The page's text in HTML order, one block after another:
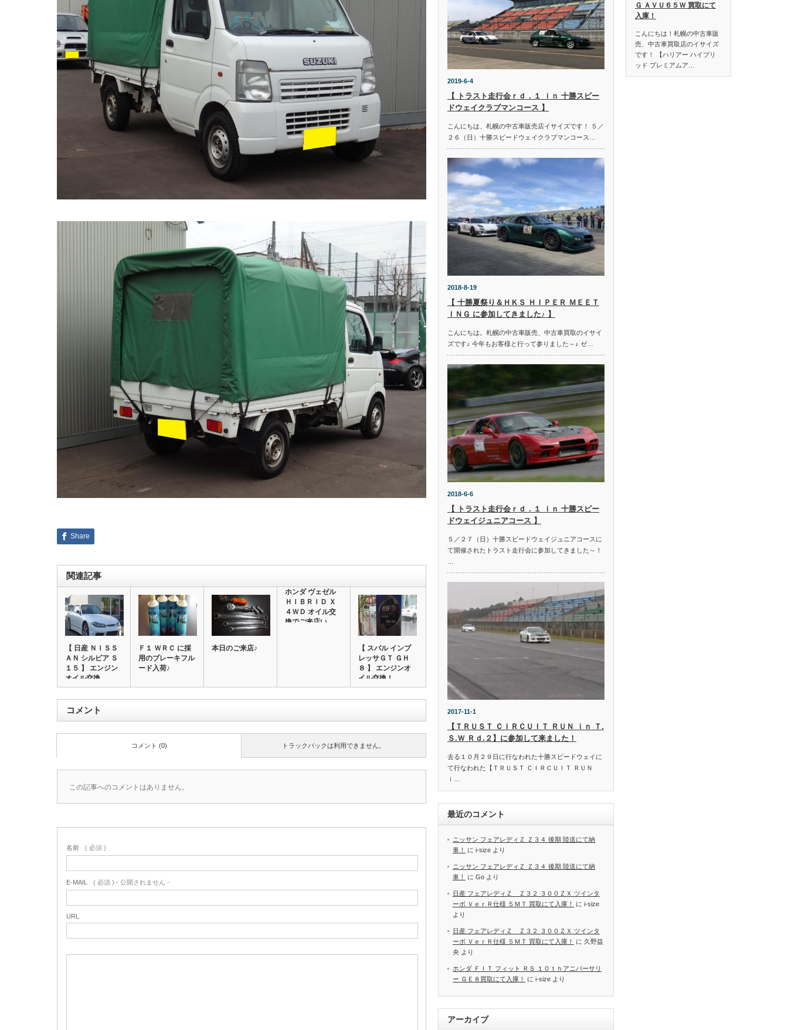
Share
関連記事
【 日産 ＮＩＳＳ
ＡＮ シルビア Ｓ
１５ 】 エンジン
オイル交換…
Ｆ１ ＷＲＣ に採
用のブレーキフル
ード入荷♪
本日のご来店♪
ホンダ ヴェゼル
ＨＩＢＲＩＤ Ｘ
４ＷＤ オイル交
換でご来店い…
【 スバル インプ
レッサＧＴ ＧＨ
８ 】 エンジンオ
イル交換！
コメント
トラックバックは利用できません。
コメント (0)
この記事へのコメントはありません。
名前 ( 必須 )
E-MAIL ( 必須 ) - 公開されません -
URL
2019-6-4
【 トラスト走行会ｒｄ．１ ｉｎ 十勝スピー
ドウェイクラブマンコース 】
こんにちは、札幌の中古車販売店イサイズです！ ５／
２６（日）十勝スピードウェイクラブマンコース…
2018-8-19
【 十勝夏祭り＆ＨＫＳ ＨＩＰＥＲ ＭＥＥＴ
ＩＮＧ に参加してきました♪ 】
こんにちは。札幌の中古車販売、中古車買取のイサイ
ズです♪ 今年もお客様と行って参りました～♪ ゼ…
2018-6-6
【 トラスト走行会ｒｄ．１ ｉｎ 十勝スピー
ドウェイジュニアコース 】
５／２７（日）十勝スピードウェイジュニアコースに
て開催されたトラスト走行会に参加してきました～！
2017-11-1
【ＴＲＵＳＴ ＣＩＲＣＵＩＴ ＲＵＮ ｉｎ Ｔ.
Ｓ.Ｗ Ｒｄ.２】に参加して来ました！
去る１０月２９日に行なわれた十勝スピードウェイに
て行なわれた【ＴＲＵＳＴ ＣＩＲＣＵＩＴ ＲＵＮ
ｉ…
最近のコメント
ニッサン フェアレディＺ Ｚ３４ 後期 陸送にて納
車！
に i-size より
ニッサン フェアレディＺ Ｚ３４ 後期 陸送にて納
車！
に Go より
日産 フェアレディＺ Ｚ３２ ３００ＺＸ ツインタ
ーボ ＶｅｒＲ仕様 ５ＭＴ 買取にて入庫！
に i-size
より
日産 フェアレディＺ Ｚ３２ ３００ＺＸ ツインタ
ーボ ＶｅｒＲ仕様 ５ＭＴ 買取にて入庫！
に 久野益
央 より
ホンダ ＦＩＴ フィット ＲＳ １０ｔｈアニバーサリ
ー ＧＥ８買取にて入庫！
に i-size より
アーカイブ
Ｇ ＡＶＵ６５Ｗ 買取にて
入庫！
こんにちは！札幌の中古車販
売、中古車買取店のイサイズ
です！ 【ハリアー ハイブリ
ッド プレミアムア…